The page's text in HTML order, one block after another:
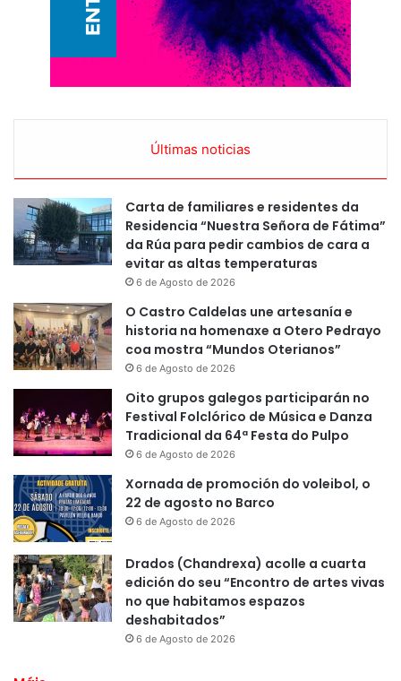
Últimas noticias
Carta de familiares e residentes da
Residencia “Nuestra Señora de Fátima”
da Rúa para pedir cambios de cara a
evitar as altas temperaturas
6 de Agosto de 2026
O Castro Caldelas une artesanía e
historia na homenaxe a Otero Pedrayo
coa mostra “Mundos Oterianos”
6 de Agosto de 2026
Oito grupos galegos participarán no
Festival Folclórico de Música e Danza
Tradicional da 64ª Festa do Pulpo
6 de Agosto de 2026
Xornada de promoción do voleibol, o
22 de agosto no Barco
6 de Agosto de 2026
Drados (Chandrexa) acolle a cuarta
edición do seu “Encontro de artes vivas
no que habitamos espazos
deshabitados”
6 de Agosto de 2026